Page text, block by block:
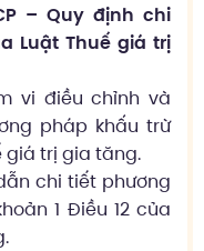
– Quy định chi
Luật Thuế giá trị
vi điều chỉnh và
pháp khấu trừ
giá trị gia tăng.
chi tiết phương
1 Điều 12 của